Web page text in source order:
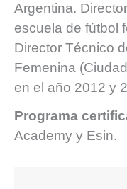
Argentina.
escuela de fútbol
Director Técnico
Femenina
en el año 2012 y
Programa
Academy y Esin.